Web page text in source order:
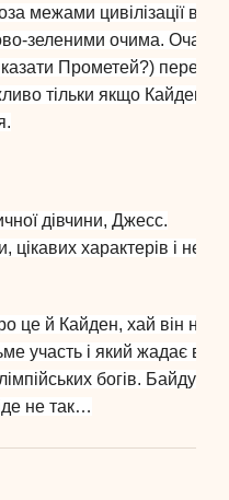
межами цивілізації в
зеленими очима. Очам
Прометей?)
тільки якщо Кайден
дівчини, Джесс.
характерів і
це й Кайден, хай він
участь і який жадає
богів. Байдуже,
не так…